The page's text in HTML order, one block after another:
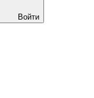
Войти